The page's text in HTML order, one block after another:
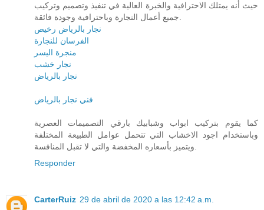
حيث أنه يمتلك الاحترافية والخبرة العالية في تنفيذ وتصميم وتركيب
جميع أعمال النجارة وباحترافية وجودة فائقة.
نجار بالرياض رخيص
الفرسان للنجارة
منجرة اليسر
نجار خشب
نجار بالرياض
فني نجار بالرياض
كما يقوم بتركيب ابواب وشبابيك بارقي التصميمات العصرية
وباستخدام اجود الاخشاب التي تتحمل عوامل الطبيعة المختلفة
ويتميز بأسعاره المخفضة والتي لا تقبل المنافسة.
Responder
CarterRuiz 29 de abril de 2020 a las 12:42 a.m.